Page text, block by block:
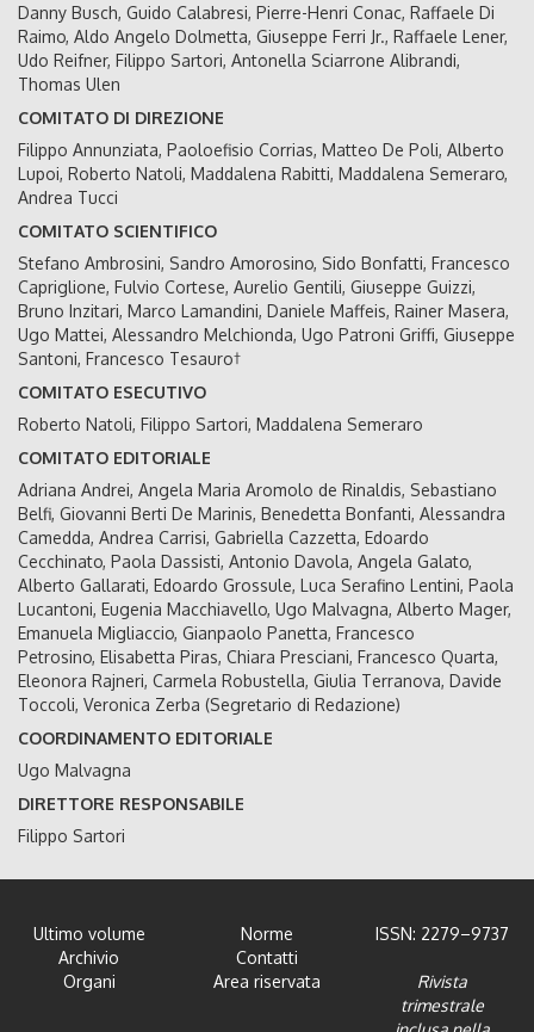
Danny Busch, Guido Calabresi, Pierre-Henri Conac, Raffaele Di
Raimo, Aldo Angelo Dolmetta, Giuseppe Ferri Jr., Raffaele Lener,
Udo Reifner, Filippo Sartori, Antonella Sciarrone Alibrandi,
Thomas Ulen
COMITATO DI DIREZIONE
Filippo Annunziata, Paoloefisio Corrias, Matteo De Poli, Alberto
Lupoi, Roberto Natoli, Maddalena Rabitti, Maddalena Semeraro,
Andrea Tucci
COMITATO SCIENTIFICO
Stefano Ambrosini, Sandro Amorosino, Sido Bonfatti, Francesco
Capriglione, Fulvio Cortese, Aurelio Gentili, Giuseppe Guizzi,
Bruno Inzitari, Marco Lamandini, Daniele Maffeis, Rainer Masera,
Ugo Mattei, Alessandro Melchionda, Ugo Patroni Griffi, Giuseppe
Santoni, Francesco Tesauro†
COMITATO ESECUTIVO
Roberto Natoli, Filippo Sartori, Maddalena Semeraro
COMITATO EDITORIALE
Adriana Andrei, Angela Maria Aromolo de Rinaldis, Sebastiano
Belfi, Giovanni Berti De Marinis, Benedetta Bonfanti, Alessandra
Camedda, Andrea Carrisi, Gabriella Cazzetta, Edoardo
Cecchinato, Paola Dassisti, Antonio Davola, Angela Galato,
Alberto Gallarati, Edoardo Grossule, Luca Serafino Lentini, Paola
Lucantoni, Eugenia Macchiavello, Ugo Malvagna, Alberto Mager,
Emanuela Migliaccio, Gianpaolo Panetta, Francesco
Petrosino, Elisabetta Piras, Chiara Presciani, Francesco Quarta,
Eleonora Rajneri, Carmela Robustella, Giulia Terranova, Davide
Toccoli, Veronica Zerba (Segretario di Redazione)
COORDINAMENTO EDITORIALE
Ugo Malvagna
DIRETTORE RESPONSABILE
Filippo Sartori
Ultimo volume
Archivio
Organi
Norme
Contatti
Area riservata
ISSN: 2279–9737
Rivista
trimestrale